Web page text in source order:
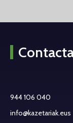
944 106 040
info@kazetariak.eus